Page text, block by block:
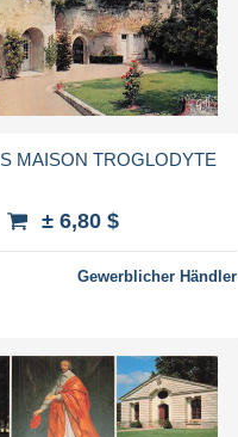
MAISON TROGLODYTE
± 6,80 $
Gewerblicher Händler